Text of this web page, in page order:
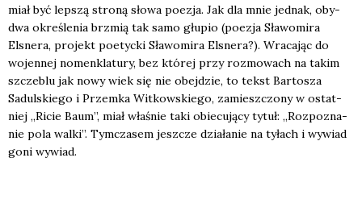
miał być lep­szą stro­ną sło­wa poezja. Jak dla mnie jed­nak, oby­
dwa okre­śle­nia brzmią tak samo głu­pio (poezja Sła­wo­mi­ra
Elsne­ra, pro­jekt poetyc­ki Sła­wo­mi­ra Elsne­ra?). Wra­ca­jąc do
wojen­nej nomen­kla­tu­ry, bez któ­rej przy roz­mo­wach na takim
szcze­blu jak nowy wiek się nie obej­dzie, to tekst Bar­to­sza
Sadul­skie­go i Prze­mka Wit­kow­skie­go, zamiesz­czo­ny w ostat­
niej „Ricie Baum”, miał wła­śnie taki obie­cu­ją­cy tytuł: „Roz­po­zna­
nie pola wal­ki”. Tym­cza­sem jesz­cze dzia­ła­nie na tyłach i wywiad
goni wywiad.